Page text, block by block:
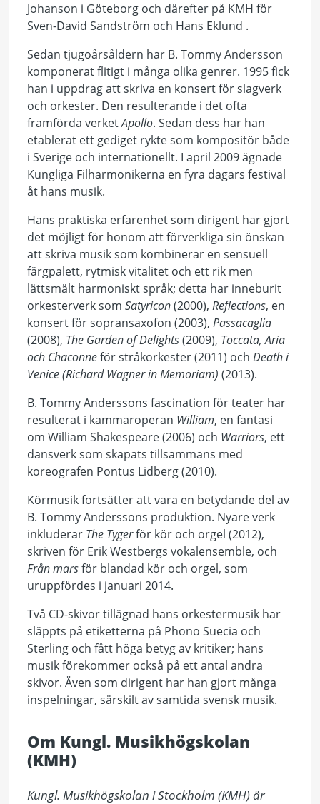
Johanson i Göteborg och därefter på KMH för
Sven-David Sandström och Hans Eklund .
Sedan tjugoårsåldern har B. Tommy Andersson
komponerat flitigt i många olika genrer. 1995 fick
han i uppdrag att skriva en konsert för slagverk
och orkester. Den resulterande i det ofta
framförda verketApollo. Sedan dess har han
etablerat ett gediget rykte som kompositör både
i Sverige och internationellt. I april 2009 ägnade
Kungliga Filharmonikerna en fyra dagars festival
åt hans musik.
Hans praktiska erfarenhet som dirigent har gjort
det möjligt för honom att förverkliga sin önskan
att skriva musik som kombinerar en sensuell
färgpalett, rytmisk vitalitet och ett rik men
lättsmält harmoniskt språk; detta har inneburit
orkesterverk som Satyricon(2000), Reflections, en
konsert för sopransaxofon (2003), Passacaglia
(2008), The Garden of Delights(2009), Toccata, Aria
och Chaconneför stråkorkester (2011) och Death i
Venice (Richard Wagner in Memoriam) (2013).
B. Tommy Anderssons fascination för teater har
resulterat i kammaroperan William, en fantasi
om William Shakespeare (2006) och Warriors, ett
dansverk som skapats tillsammans med
koreografen Pontus Lidberg (2010).
Körmusik fortsätter att vara en betydande del av
B. Tommy Anderssons produktion. Nyare verk
inkluderar The Tygerför kör och orgel (2012),
skriven för Erik Westbergs vokalensemble, och
Från marsför blandad kör och orgel, som
uruppfördes i januari 2014.
Två CD-skivor tillägnad hans orkestermusik har
släppts på etiketterna på Phono Suecia och
Sterling och fått höga betyg av kritiker; hans
musik förekommer också på ett antal andra
skivor. Även som dirigent har han gjort många
inspelningar, särskilt av samtida svensk musik.
Om Kungl. Musikhögskolan
(KMH)
Kungl. Musikhögskolan i Stockholm (KMH) är